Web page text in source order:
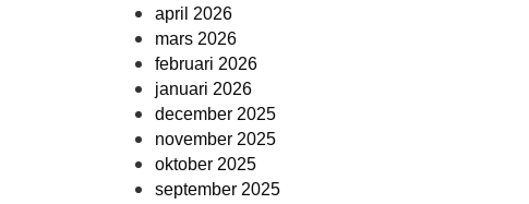
april 2026
mars 2026
februari 2026
januari 2026
december 2025
november 2025
oktober 2025
september 2025